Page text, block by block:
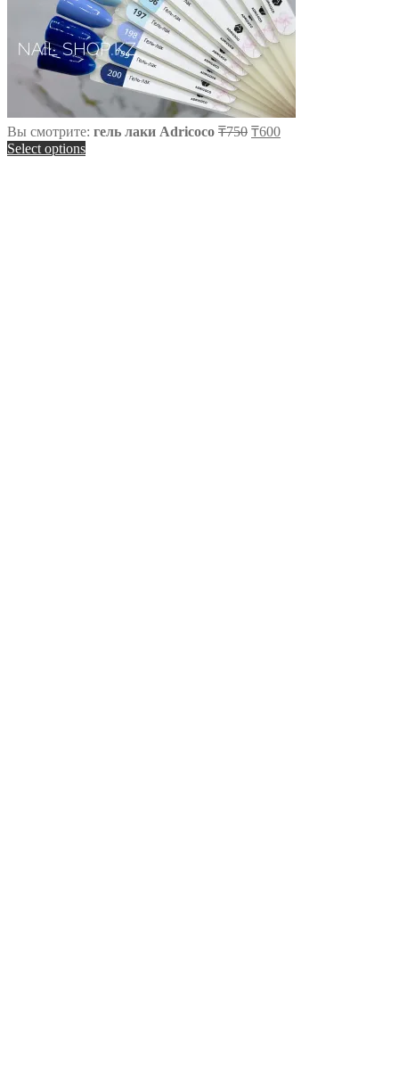
Вы смотрите: гель лаки Adricoco ₸750 ₸600
Select options